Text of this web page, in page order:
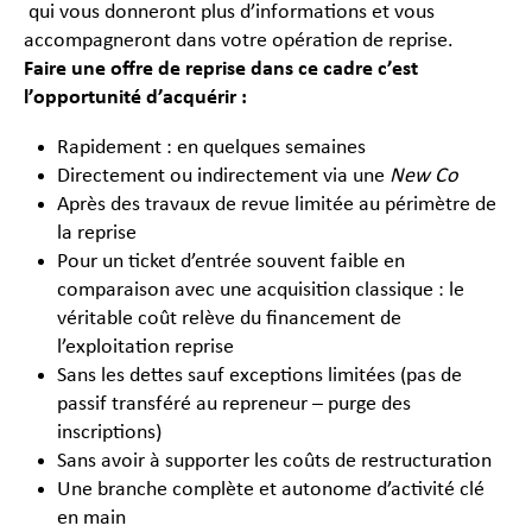
qui vous donneront plus d’informations et vous
accompagneront dans votre opération de reprise.
Faire une offre de reprise dans ce cadre c’est
l’opportunité d’acquérir :
Rapidement : en quelques semaines
Directement ou indirectement via une New Co
Après des travaux de revue limitée au périmètre de
la reprise
Pour un ticket d’entrée souvent faible en
comparaison avec une acquisition classique : le
véritable coût relève du financement de
l’exploitation reprise
Sans les dettes sauf exceptions limitées (pas de
passif transféré au repreneur – purge des
inscriptions)
Sans avoir à supporter les coûts de restructuration
Une branche complète et autonome d’activité clé
en main